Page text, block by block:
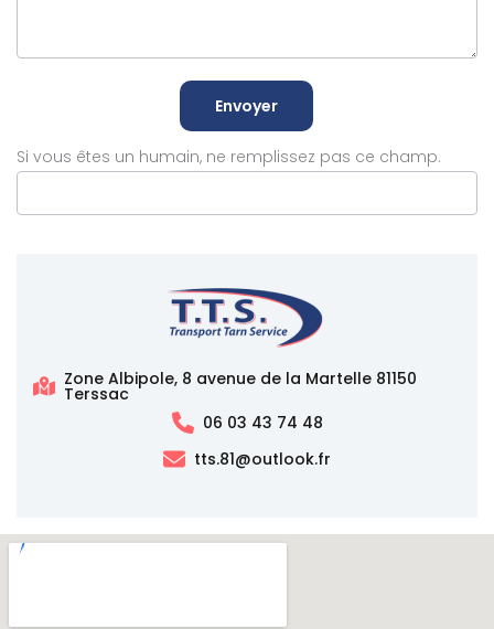
Envoyer
Si vous êtes un humain, ne remplissez pas ce champ.
Zone Albipole, 8 avenue de la Martelle 81150
Terssac
06 03 43 74 48
tts.81@outlook.fr